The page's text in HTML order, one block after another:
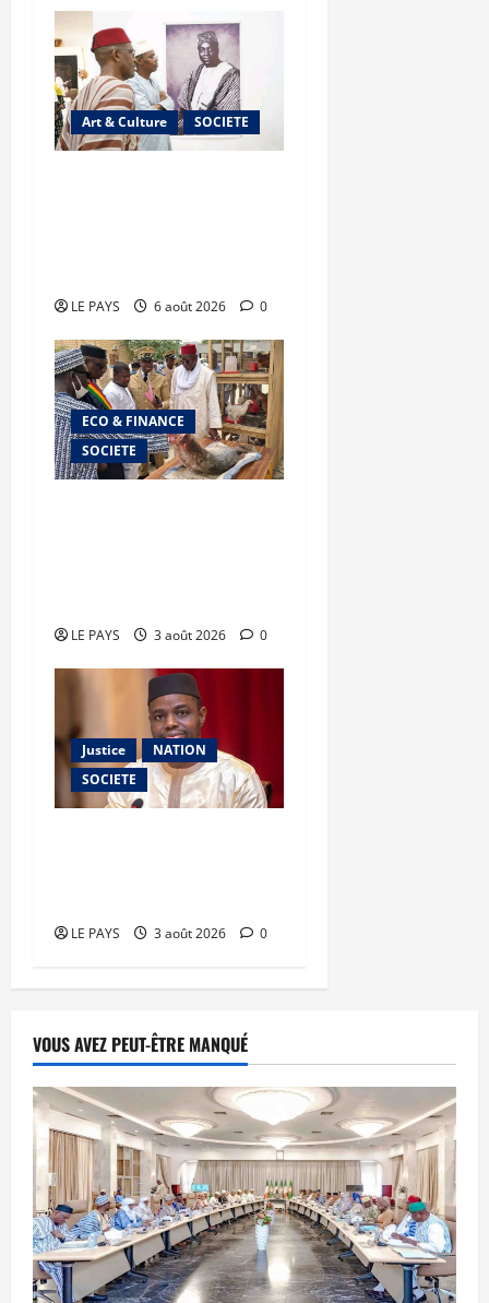
Art & Culture SOCIETE
LE PAYS 6 août 2026 0
ECO & FINANCE
SOCIETE
LE PAYS 3 août 2026 0
Justice
NATION
SOCIETE
LE PAYS 3 août 2026 0
VOUS AVEZ PEUT-ÊTRE MANQUÉ